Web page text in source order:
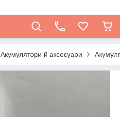
Акумулятори й аксесуари